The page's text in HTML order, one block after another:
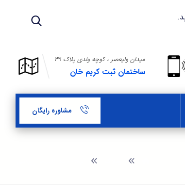
میدان ولیعصر ، کوچه ولدی پلاک ۳۹
ساختمان ثبت کریم خان
مشاوره رایگان